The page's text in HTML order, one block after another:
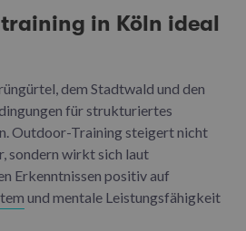
in Köln ideal
dem Stadtwald und den
für strukturiertes
Outdoor-Training steigert nicht
sondern wirkt sich laut
Erkenntnissen positiv auf
und mentale Leistungsfähigkeit